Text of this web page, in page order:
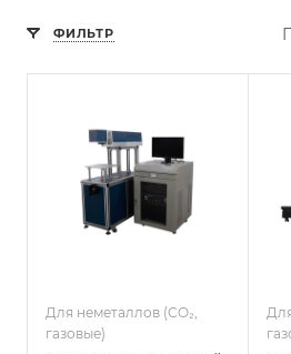
ФИЛЬТР
Для неметаллов (CO₂,
газовые)